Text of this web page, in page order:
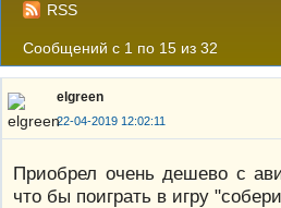
RSS
Сообщений с 1 по 15 из 32
elgreen
22-04-2019 12:02:11
Приобрел очень дешево с
что бы поиграть в игру